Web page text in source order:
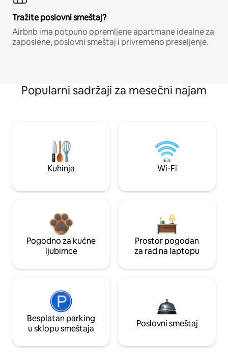
Tražite poslovni smeštaj?
Airbnb ima potpuno opremljene apartmane idealne za
zaposlene, poslovni smeštaj i privremeno preseljenje.
Popularni sadržaji za mesečni najam
Kuhinja Wi-Fi
Pogodno za kućne
ljubimce
Prostor pogodan
za rad na laptopu
Besplatan parking
u sklopu smeštaja
Poslovni smeštaj